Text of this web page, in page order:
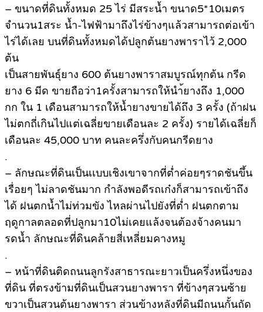
– ขนาดที่ดินทั้งหมด 25 ไร่ มีสระน้ำ ขนาด5*10เมตร
จำนวน1สระ น้ำ-ไฟฟ้ามาถึงไร่ข้างๆแล้วสามารถต่อเข้า
ไร่ได้เลย บนที่ดินทั้งหมดได้ปลูกต้นยางพาราไว้ 2,000
ต้น
เป็นสายพันธุ์ยาง 600 ต้นยางพาราสมบูรณ์ทุกต้น กรีด
ยาง 6 มีด ขายถือว่า1ครั้งสามารถให้นำ้ยางถึง 1,000
กก ใน 1 เดือนสามารถให้น้ำยางขายได้ถึง 3 ครั้ง (ถ้าฝน
ไม่ตกถี่เกินไปแต่เฉลี่ยขายเดือนละ 2 ครั้ง) รายได้เฉลี่ยก็
เดือนละ 45,000 บาท คนละครึ่งกับคนกรีดยาง
.
– ลักษณะที่ดินเป็นเเบบเชิงเขาจากที่ต่ำค่อยๆราดชันขึ้น
เรื่อยๆ ไม่ลาดชันมาก กำลังพอดีรถเก๋งก็สามารถเข้าถึง
ได้ ฝนตกน้ำไม่ท่วมขัง ไหลผ่านไปยังที่ต่ำ ฝนตกตาม
ฤดูกาลตลอดที่ปลูกมา10ไม่เคยแล้งจนต้องจ้างคนมา
รดน้ำ ลักษณะที่ดินคล้ายสี่เหลี่ยมคางหมู
.
– หน้าที่ดินติดถนนลูกรังสาธารณะยาวเป็นครึ่งหนึ่งของ
ที่ดิน ที่ตรงข้ามที่ดินเป็นสวนยางพารา ที่ข้างๆสวนซ้าย
ขวาเป็นสวนต้นยางพารา ส่วนข้างหลังที่ดินมีถนนกั้นถัด